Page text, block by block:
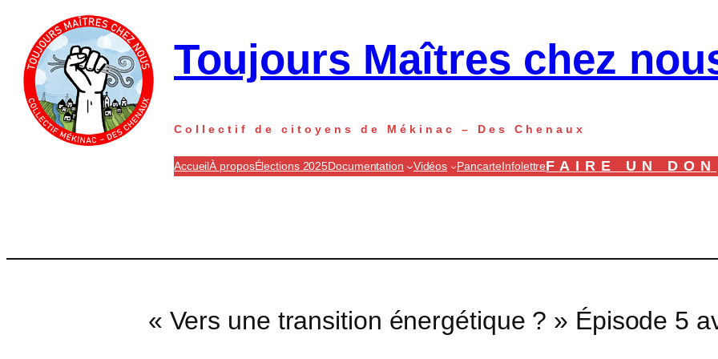
contenu
Toujours Maîtres chez
Collectif de citoyens de Mékinac – Des Chenaux
AccueilÀ proposÉlections 2025Documentation Vidéos PancarteInfolettreFAIRE UN DON
« Vers une transition énergétique ? » Épisode 5